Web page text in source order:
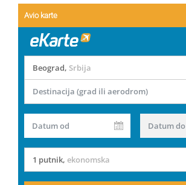
Avio karte
Beograd, Srbija
Destinacija (grad ili aerodrom)
Datum od Datum do
1 putnik, ekonomska